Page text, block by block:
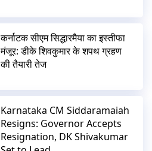
कर्नाटक सीएम सिद्धारमैया का इस्तीफा
मंजूर: डीके शिवकुमार के शपथ ग्रहण
की तैयारी तेज
Karnataka CM Siddaramaiah
Resigns: Governor Accepts
Resignation, DK Shivakumar